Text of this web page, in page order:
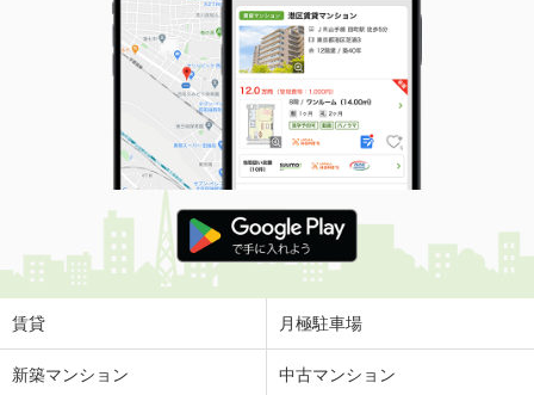
賃貸 月極駐車場
新築マンション 中古マンション